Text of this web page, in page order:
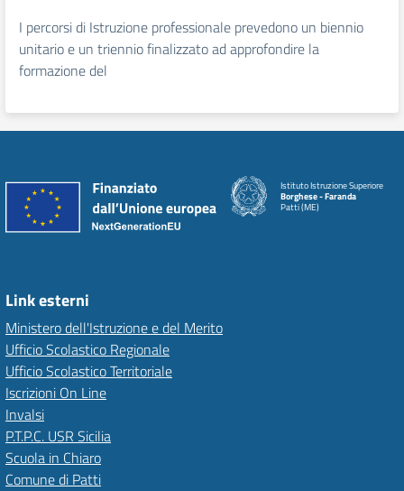
I percorsi di Istruzione professionale prevedono un biennio
unitario e un triennio finalizzato ad approfondire la
formazione del
Istituto Istruzione Superiore
Borghese - Faranda
Patti (ME)
Link esterni
Ministero dell'Istruzione e del Merito
Ufficio Scolastico Regionale
Ufficio Scolastico Territoriale
Iscrizioni On Line
Invalsi
P.T.P.C. USR Sicilia
Scuola in Chiaro
Comune di Patti